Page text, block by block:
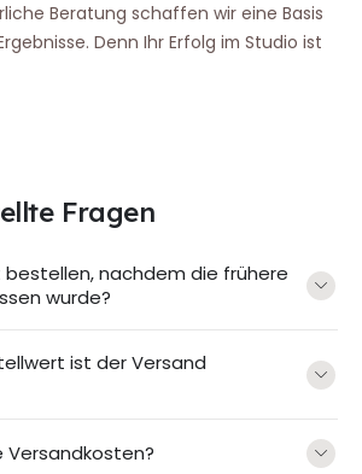
Beratung schaffen wir eine Basis
Denn Ihr Erfolg im Studio ist
Fragen
bestellen, nachdem die frühere
wurde?
ist der Versand
Versandkosten?